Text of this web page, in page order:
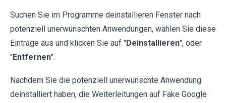
Suchen Sie im Programme deinstallieren Fenster nach
potenziell unerwünschten Anwendungen, wählen Sie diese
Einträge aus und klicken Sie auf "Deinstallieren", oder
"Entfernen".
Nachdem Sie die potenziell unerwünschte Anwendung
deinstalliert haben, die Weiterleitungen auf Fake Google